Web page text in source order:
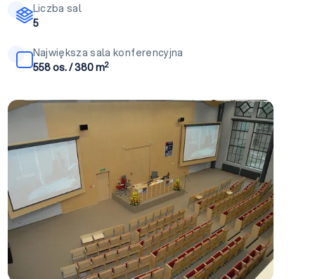
Liczba sal
5
Największa sala konferencyjna
558 os. / 380 m2
Sala audytoryjna